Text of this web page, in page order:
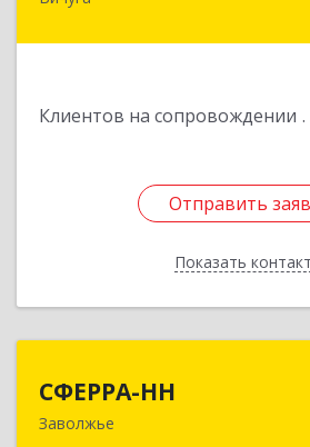
Клиентов на сопровождении
Отправить
Показать
Отправить
Назад
СФЕРРА-НН
Заволжье